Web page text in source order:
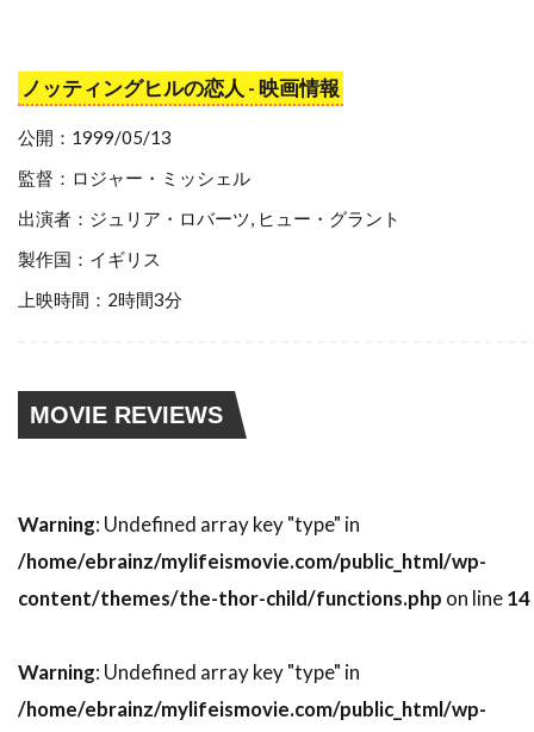
スチュアート・ベッサー
スチュワート・コープランド
スティーブン・ザイリアン
スティーブン・シャイラー
スティーブン・スピルバーグ
スティーブン・トンプキンソン
スティーブン・マクハーティ
スティーブン・ライト
スティーブ・クロッパー
スティーブ・ビズリー
スティーブ・マックイーン
スティーヴン・B・ポスター
スティーヴン・H・ブラム
スティーヴン・J・ウルフ
ノッティングヒルの恋人 - 映画情報
公開：1999/05/13
監督：ロジャー・ミッシェル
出演者：ジュリア・ロバーツ, ヒュー・グラント
製作国：イギリス
上映時間：2時間3分
MOVIE REVIEWS
Warning : Undefined array key "type" in
/home/ebrainz/mylifeismovie.com/public_html/wp-
content/themes/the-thor-child/functions.php on line14
Warning : Undefined array key "type" in
/home/ebrainz/mylifeismovie.com/public_html/wp-